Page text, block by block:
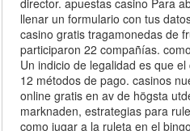
director. apuestas casino Para
llenar un formulario con tus
casino gratis tragamonedas de
participaron 22 compañías.
Un indicio de legalidad es que
12 métodos de pago. casinos
online gratis en av de högsta
marknaden, estrategias para
como jugar a la ruleta en el